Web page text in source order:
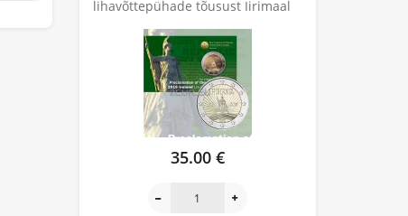
lihavõttepühade tõusust Iirimaal
35.00 €